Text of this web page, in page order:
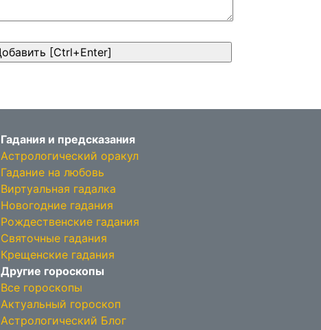
Гадания и предсказания
Астрологический оракул
Гадание на любовь
Виртуальная гадалка
Новогодние гадания
Рождественские гадания
Святочные гадания
Крещенские гадания
Другие гороскопы
Все гороскопы
Актуальный гороскоп
Астрологический Блог